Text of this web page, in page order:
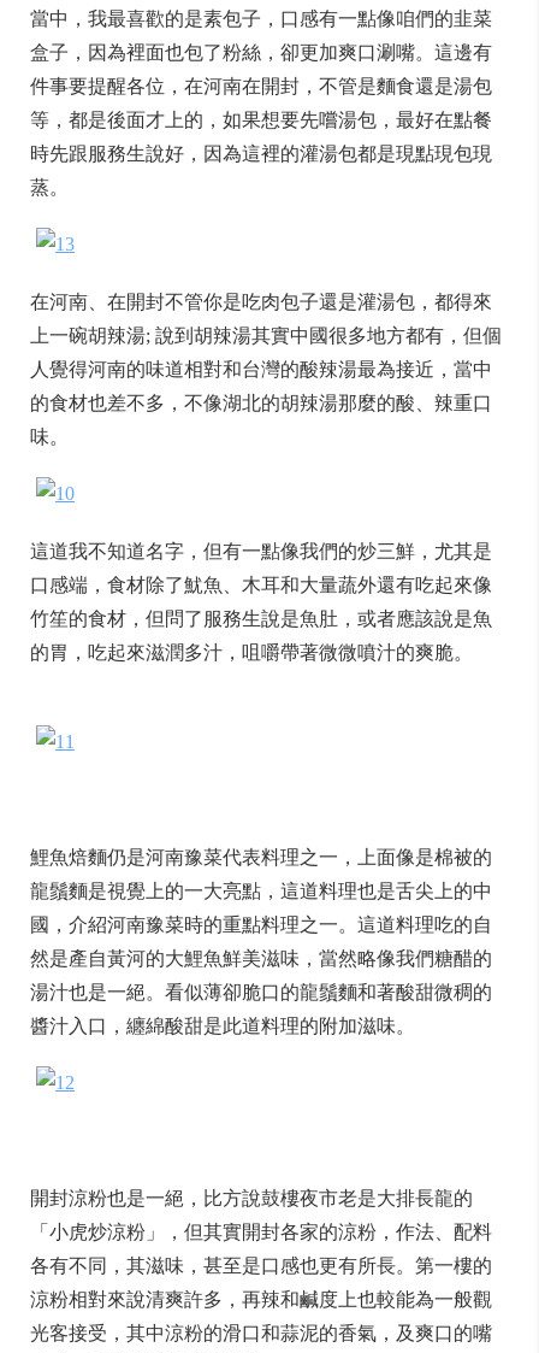
當中，我最喜歡的是素包子，口感有一點像咱們的韭菜
盒子，因為裡面也包了粉絲，卻更加爽口涮嘴。這邊有
件事要提醒各位，在河南在開封，不管是麵食還是湯包
等，都是後面才上的，如果想要先嚐湯包，最好在點餐
時先跟服務生說好，因為這裡的灌湯包都是現點現包現
蒸。
在河南、在開封不管你是吃肉包子還是灌湯包，都得來
上一碗胡辣湯; 說到胡辣湯其實中國很多地方都有，但個
人覺得河南的味道相對和台灣的酸辣湯最為接近，當中
的食材也差不多，不像湖北的胡辣湯那麼的酸、辣重口
味。
這道我不知道名字，但有一點像我們的炒三鮮，尤其是
口感端，食材除了魷魚、木耳和大量蔬外還有吃起來像
竹笙的食材，但問了服務生說是魚肚，或者應該說是魚
的胃，吃起來滋潤多汁，咀嚼帶著微微噴汁的爽脆。
鯉魚焙麵仍是河南豫菜代表料理之一，上面像是棉被的
龍鬚麵是視覺上的一大亮點，這道料理也是舌尖上的中
國，介紹河南豫菜時的重點料理之一。這道料理吃的自
然是產自黃河的大鯉魚鮮美滋味，當然略像我們糖醋的
湯汁也是一絕。看似薄卻脆口的龍鬚麵和著酸甜微稠的
醬汁入口，纏綿酸甜是此道料理的附加滋味。
開封涼粉也是一絕，比方說鼓樓夜市老是大排長龍的
「小虎炒涼粉」，但其實開封各家的涼粉，作法、配料
各有不同，其滋味，甚至是口感也更有所長。第一樓的
涼粉相對來說清爽許多，再辣和鹹度上也較能為一般觀
光客接受，其中涼粉的滑口和蒜泥的香氣，及爽口的嘴